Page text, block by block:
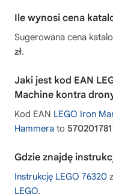
Ile wynosi cena
Sugerowana cena
zł.
Jaki jest kod EAN
Machine kontra
Kod EAN LEGO Iron
Hammera to
Gdzie znajdę
Instrukcję LEGO 76320
LEGO.